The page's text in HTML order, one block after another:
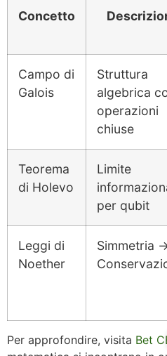
Concetto
Campo di
Galois
Struttura
algebrica
operazioni
chiuse
Teorema
di Holevo
Limite
per qubit
Leggi di
Noether
Simmetria
Per approfondire, visita Bet